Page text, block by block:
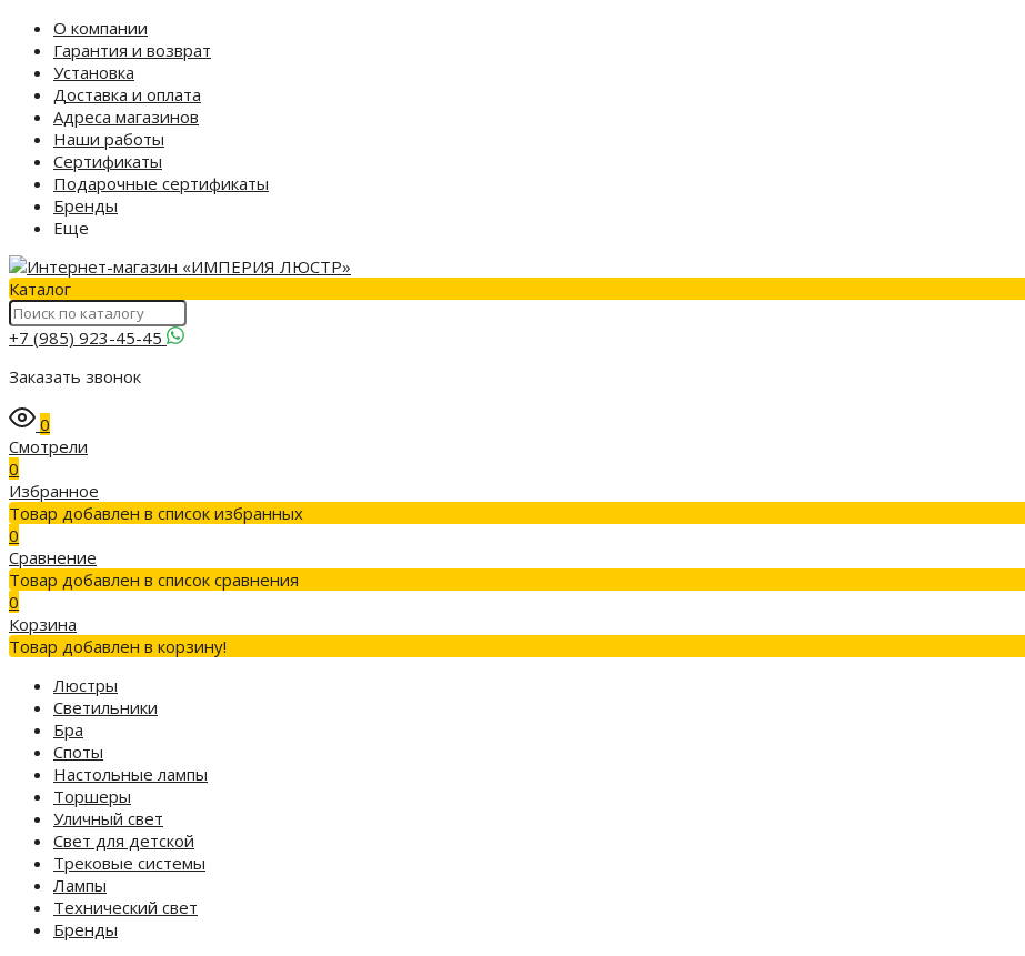
О компании
Гарантия и возврат
Установка
Доставка и оплата
Адреса магазинов
Наши работы
Сертификаты
Подарочные сертификаты
Бренды
Еще
Каталог
+7 (985) 923-45-45
Заказать звонок
0
Смотрели
0
Избранное
Товар добавлен в список избранных
0
Сравнение
Товар добавлен в список сравнения
0
Корзина
Товар добавлен в корзину!
Люстры
Светильники
Бра
Споты
Настольные лампы
Торшеры
Уличный свет
Свет для детской
Трековые системы
Лампы
Технический свет
Бренды